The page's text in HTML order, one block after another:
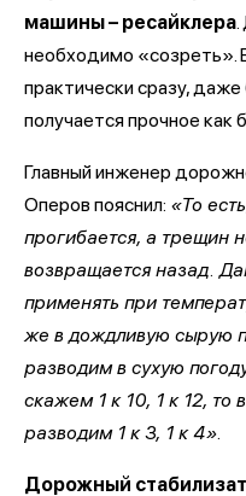
машины – ресайклера
необходимо «созреть».
практически сразу,
получается прочное как
Главный инженер
Оперов пояснил: «То
прогибается, а трещин
возвращается назад.
применять при
же в дождливую сырую
разводим в сухую
скажем 1 к 10, 1 к 12,
разводим 1 к 3, 1 к 4».
Дорожный